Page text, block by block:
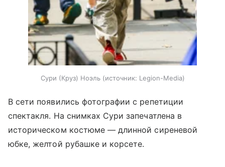
Сури (Круз) Ноэль источник: Legion-Media
В сети появились фотографии с репетиции
спектакля. На снимках Сури запечатлена в
историческом костюме — длинной сиреневой
юбке, желтой рубашке и корсете.